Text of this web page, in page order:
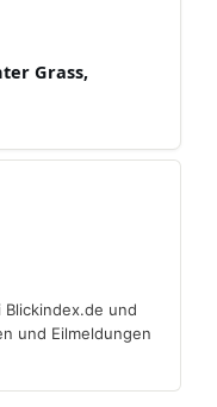
Grass,
Blickindex.de und
und Eilmeldungen